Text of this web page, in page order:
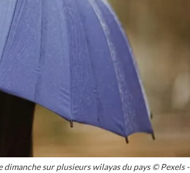
sur plusieurs wilayas du pays © Pexels -